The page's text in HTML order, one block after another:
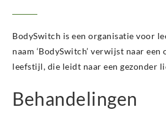
BodySwitch is een organisatie voor
naam ‘BodySwitch’ verwijst naar een
leefstijl, die leidt naar een gezonder
Behandelingen